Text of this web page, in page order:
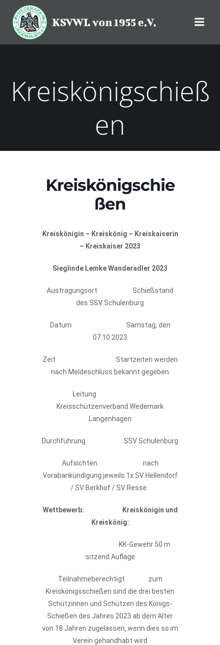
Inhalt
springen
KSVWL von 1955 e.V.
Kreiskönigschieß
en
Kreiskönigschie
ßen
Kreiskönigin – Kreiskönig – Kreiskaiserin
– Kreiskaiser 2023
Sieglinde Lemke Wanderadler 2023
Austragungsort Schießstand
des SSV Schulenburg
Datum Samstag, den
07.10.2023
Zeit Startzeiten werden
nach Meldeschluss bekannt gegeben
Leitung
Kreisschützenverband Wedemark
Langenhagen
Durchführung SSV Schulenburg
Aufsichten nach
Vorabankündigung jeweils 1x SV Hellendorf
/ SV Berkhof / SV Resse .
Wettbewerb:
Kreiskönigin und
Kreiskönig:
KK-Gewehr 50 m
sitzend Auflage
Teilnahmeberechtigt zum
Kreiskönigsschießen sind die drei besten
Schützinnen und Schützen des Königs-
Schießen des Jahres 2023 ab dem Alter
von 18 Jahren zugelassen, wenn dies so im
Verein gehandhabt wird